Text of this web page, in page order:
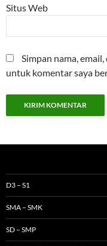
Situs Web
Simpan nama,
untuk komentar saya
D3 – S1
SMA – SMK
SD – SMP